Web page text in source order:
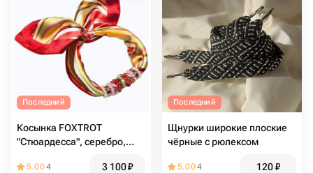
Последний
Косынка FOXTROT
"Стюардесса", серебро,
5.004 3 100₽
Последний
Щнурки широкие плоские
чёрные с рюлексом
5.004 120₽